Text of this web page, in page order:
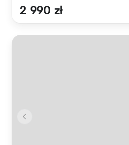
2 990 zł